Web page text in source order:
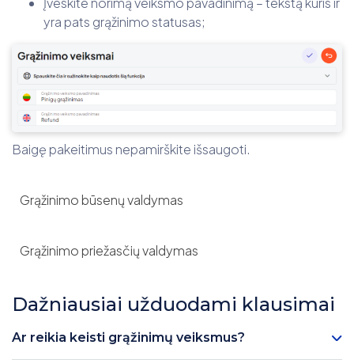
yra pats grąžinimo statusas;
Baigę pakeitimus nepamirškite išsaugoti.
Grąžinimo būsenų valdymas
Grąžinimo priežasčių valdymas
Dažniausiai užduodami klausimai
Ar reikia keisti grąžinimų veiksmus?